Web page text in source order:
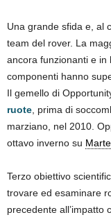
Una grande sfida e, al
team del rover. La
ancora funzionanti e in
componenti hanno
Il gemello di
ruote, prima di
marziano, nel 2010.
ottavo inverno su Marte
Terzo obiettivo
trovare ed esaminare
precedente all’impatto